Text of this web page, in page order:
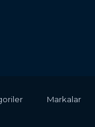
Markalar